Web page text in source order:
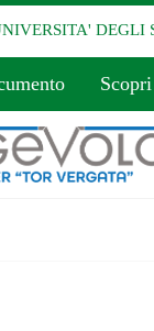
DEGLI